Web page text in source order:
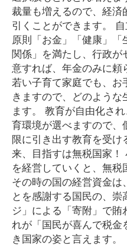
裁量も増えるので、経
引くことができます。
原則「お金」「健康」
関係」を満たし、行政が
意すれば、年金のみに頼
若い子育て家庭でも、
きますので、どのような
ます。 教育が自由化さ
育環境が選べますので
限に引き出す教育を受
来、目指すは無税国家
を経営していくと、無税
その時の国の経営資金は
とを感謝する国民の、
ジ」による「寄附」で
れが「国民が喜んで税
き国家の姿と言えます。